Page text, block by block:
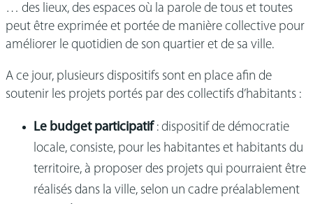
… des lieux, des espaces où la parole de tous et toutes
peut être exprimée et portée de manière collective pour
améliorer le quotidien de son quartier et de sa ville.
A ce jour, plusieurs dispositifs sont en place afin de
soutenir les projets portés par des collectifs d’habitants :
Le budget participatif: dispositif de démocratie
locale, consiste, pour les habitantes et habitants du
territoire, à proposer des projets qui pourraient être
réalisés dans la ville, selon un cadre préalablement